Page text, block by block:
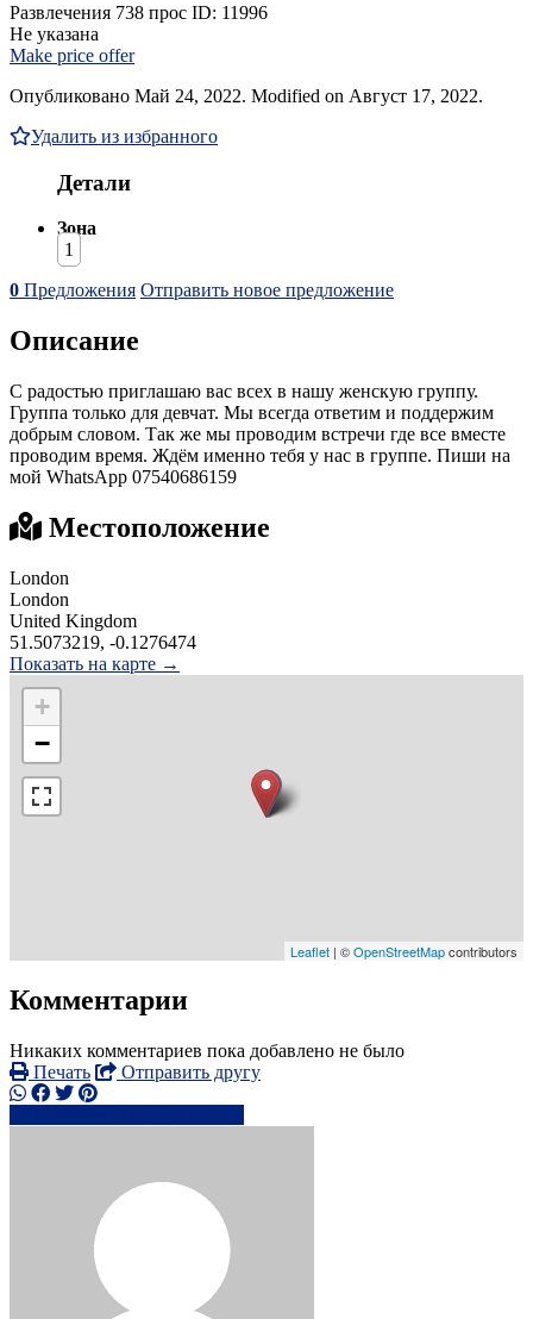
Развлечения 738 прос ID: 11996
Не указана
Make price offer
Опубликовано Май 24, 2022. Modified on Август 17, 2022.
Удалить из избранного
Детали
Зона
1
0 Предложения Отправить новое предложение
Описание
С радостью приглашаю вас всех в нашу женскую группу.
Группа только для девчат. Мы всегда ответим и поддержим
добрым словом. Так же мы проводим встречи где все вместе
проводим время. Ждём именно тебя у нас в группе. Пиши на
мой WhatsApp 07540686159
Местоположение
London
London
United Kingdom
51.5073219, -0.1276474
Показать на карте →
+
−
Leaflet | ©OpenStreetMapcontributors
Комментарии
Никаких комментариев пока добавлено не было
Печать
Отправить другу